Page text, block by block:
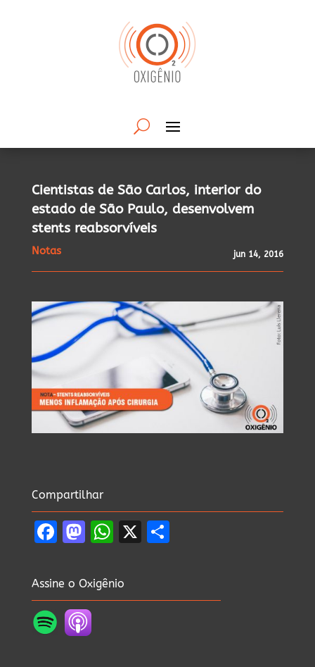
Cientistas de São Carlos, interior do
estado de São Paulo, desenvolvem
stents reabsorvíveis
Notas jun 14, 2016
Compartilhar
Facebook
Mastodon
WhatsApp
X
Assine o Oxigênio